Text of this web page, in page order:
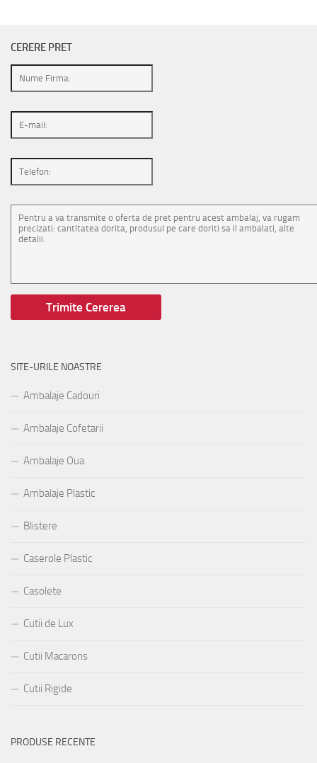
CERERE PRET
SITE-URILE NOASTRE
Ambalaje Cadouri
Ambalaje Cofetarii
Ambalaje Oua
Ambalaje Plastic
Blistere
Caserole Plastic
Casolete
Cutii de Lux
Cutii Macarons
Cutii Rigide
PRODUSE RECENTE